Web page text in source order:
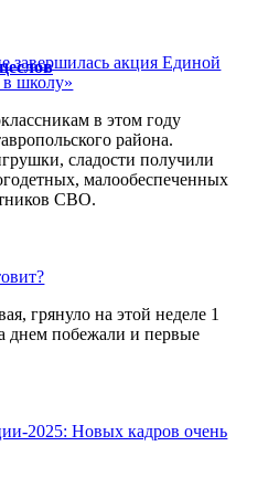
завершилась акция Единой
в школу»
в этом году
района.
сладости получили
малообеспеченных
СВО.
грянуло на этой неделе 1
днем побежали и первые
2025: Новых кадров очень